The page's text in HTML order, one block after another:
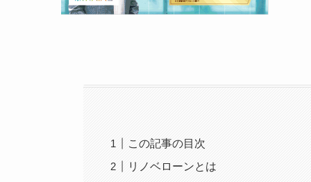
この記事の目次
リノベローンとは